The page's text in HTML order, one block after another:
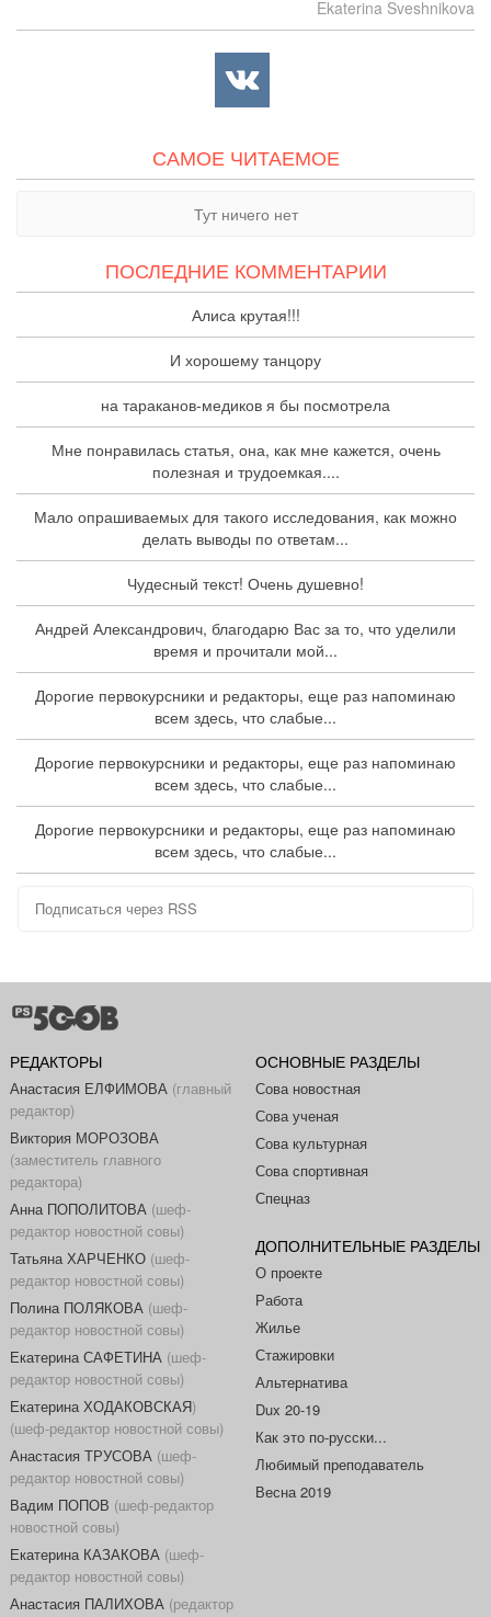
Ekaterina Sveshnikova
САМОЕ ЧИТАЕМОЕ
Тут ничего нет
ПОСЛЕДНИЕ КОММЕНТАРИИ
Алиса крутая!!!
И хорошему танцору
на тараканов-медиков я бы посмотрела
Мне понравилась статья, она, как мне кажется, очень
полезная и трудоемкая....
Мало опрашиваемых для такого исследования, как можно
делать выводы по ответам...
Чудесный текст! Очень душевно!
Андрей Александрович, благодарю Вас за то, что уделили
время и прочитали мой...
Дорогие первокурсники и редакторы, еще раз напоминаю
всем здесь, что слабые...
Дорогие первокурсники и редакторы, еще раз напоминаю
всем здесь, что слабые...
Дорогие первокурсники и редакторы, еще раз напоминаю
всем здесь, что слабые...
Подписаться через RSS
РЕДАКТОРЫ
Анастасия ЕЛФИМОВА(главный
редактор)
Виктория МОРОЗОВА
(заместитель главного
редактора)
Анна ПОПОЛИТОВА(шеф-
редактор новостной совы)
Татьяна ХАРЧЕНКО(шеф-
редактор новостной совы)
Полина ПОЛЯКОВА(шеф-
редактор новостной совы)
Екатерина САФЕТИНА(шеф-
редактор новостной совы)
Екатерина ХОДАКОВСКАЯ)
(шеф-редактор новостной совы)
Анастасия ТРУСОВА(шеф-
редактор новостной совы)
Вадим ПОПОВ (шеф-редактор
новостной совы)
Екатерина КАЗАКОВА(шеф-
редактор новостной совы)
Анастасия ПАЛИХОВА(редактор
ОСНОВНЫЕ РАЗДЕЛЫ
Сова новостная
Сова ученая
Сова культурная
Сова спортивная
Спецназ
ДОПОЛНИТЕЛЬНЫЕ РАЗДЕЛЫ
О проекте
Работа
Жилье
Стажировки
Альтернатива
Dux 20-19
Как это по-русски...
Любимый преподаватель
Весна 2019